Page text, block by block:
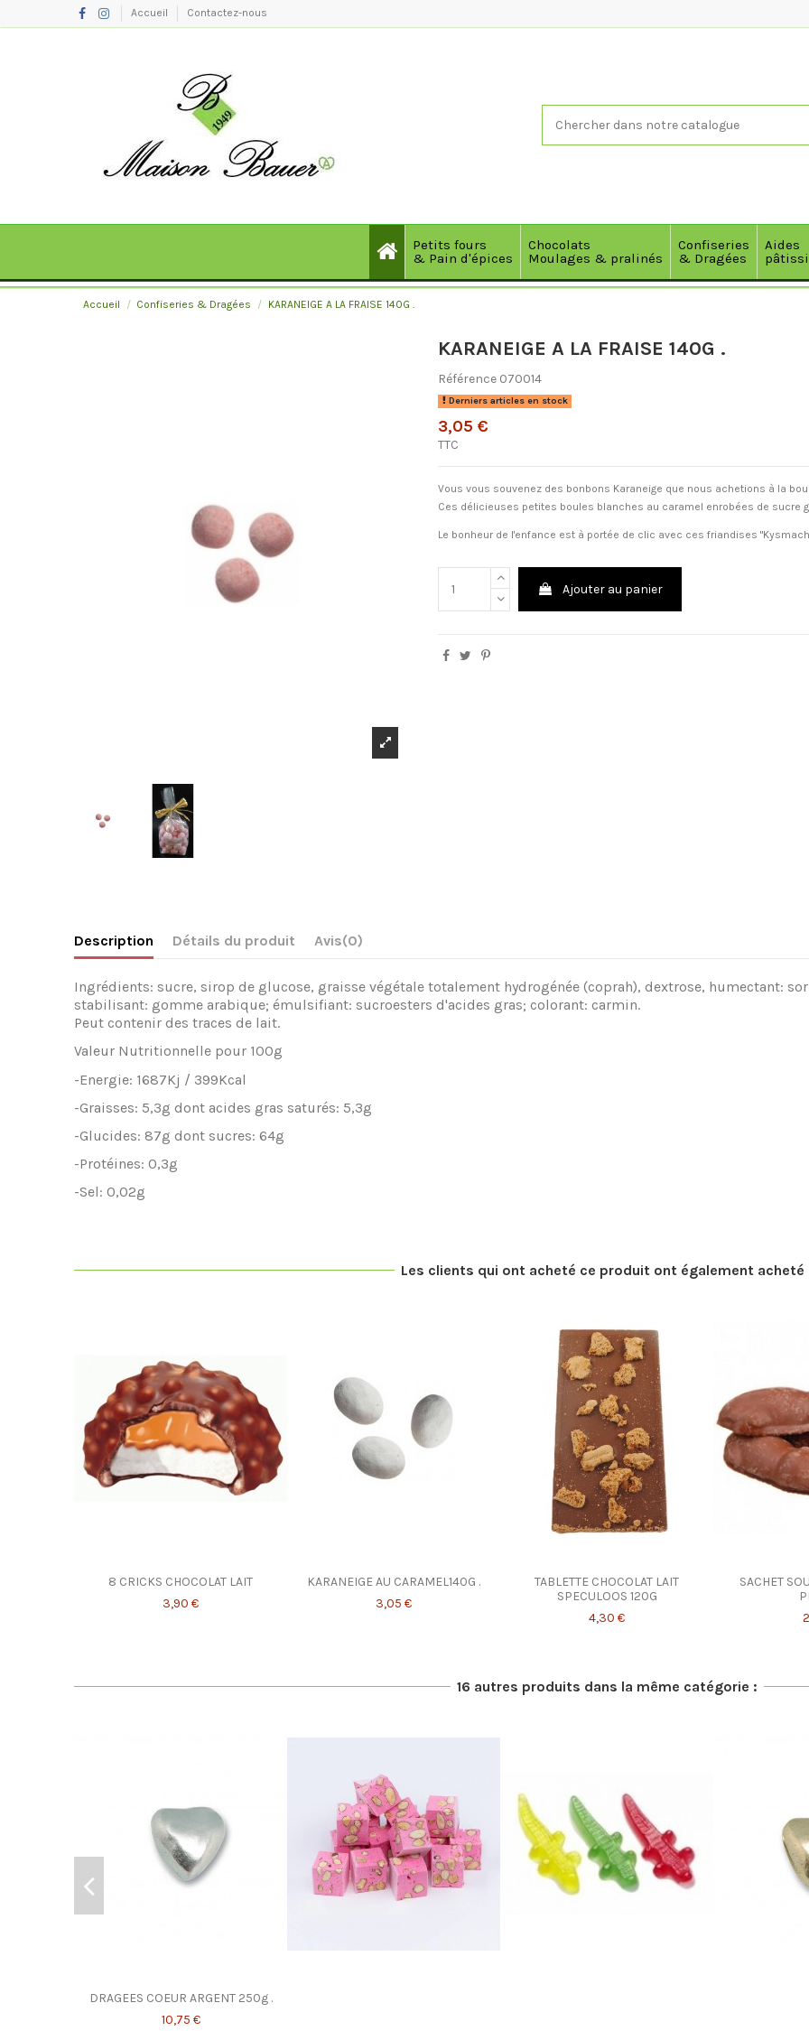
Accueil Contactez-nous
Petits fours
& Pain d'épices
Chocolats
Moulages & pralinés
Confiseries
& Dragées
Aides
Accueil Confiseries & Dragées KARANEIGE A LA FRAISE 140G .
KARANEIGE A LA FRAISE 140G .
Référence 070014
Derniers articles en stock
3,05 €
TTC
Vous vous souvenez des bonbons Karaneige que nous achetions à la
Ces délicieuses petites boules blanches au caramel enrobées de sucre
Le bonheur de l'enfance est à portée de clic avec ces friandises
Ajouter au panier
Description Détails du produit Avis(0)
Ingrédients: sucre, sirop de glucose, graisse végétale totalement hydrogénée (coprah), dextrose, humectant:
stabilisant: gomme arabique;émulsifiant: sucroesters d'acides gras; colorant: carmin.
Peut contenir des traces de lait.
Valeur Nutritionnelle pour 100g
-Energie: 1687Kj / 399Kcal
-Graisses: 5,3g dont acides gras saturés: 5,3g
-Glucides: 87g dont sucres: 64g
-Protéines: 0,3g
-Sel: 0,02g
Les clients qui ont acheté ce produit ont également acheté
8 CRICKS CHOCOLAT LAIT
3,90 €
KARANEIGE AU CARAMEL140G .
3,05 €
TABLETTE CHOCOLAT LAIT
SPECULOOS 120G
4,30 €
SACHET
16 autres produits dans la même catégorie :
DRAGEES COEUR ARGENT 250g .
10,75 €